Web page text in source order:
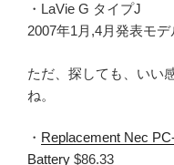
・LaVie G タイプJ
2007年1月,4月発表モデ
ただ、探しても、いい
ね。
・ Replacement Nec
Battery $86.33